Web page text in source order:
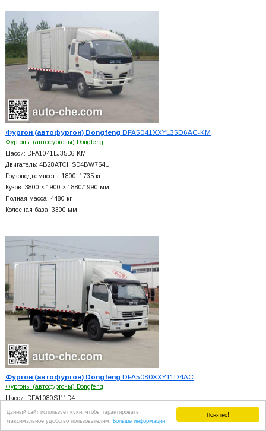
Понятно!
Данный сайт использует куки, чтобы гарантировать
максимальное удобство пользователям. Больше информации
Фургон (автофургон) Dongfeng DFA5041XXYL35D6AC-KM
Фургоны (автофургоны) Dongfeng
Шасси: DFA1041LJ35D6-KM
Двигатель: 4B28ATCI; SD4BW754U
Грузоподъемность: 1800, 1735 кг
Кузов: 3800 × 1900 × 1880/1990 мм
Полная масса: 4480 кг
Колесная база: 3300 мм
Фургон (автофургон) Dongfeng DFA5080XXY11D4AC
Фургоны (автофургоны) Dongfeng
Шасси: DFA1080SJ11D4
Двигатель: CY4102-CE4C; ISB3.9-125E40A; YC4E140…
Грузоподъемность: 3790 кг